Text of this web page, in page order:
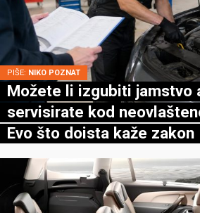
PIŠE: NIKO POZNAT
Možete li izgubiti jamstvo
servisirate kod
Evo što doista kaže zakon